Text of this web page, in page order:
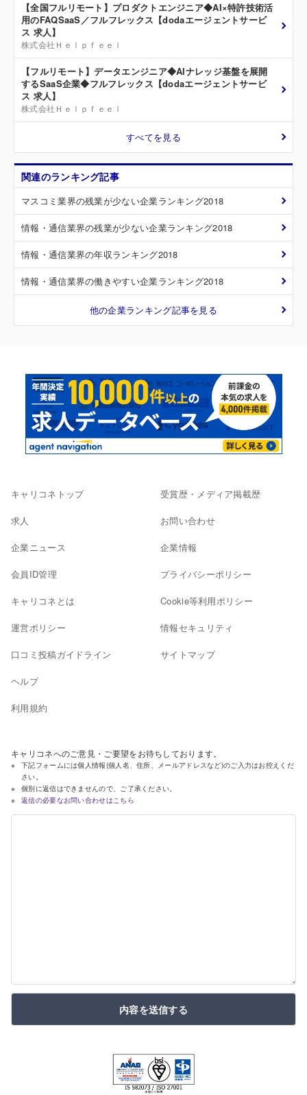
【全国フルリモート】プロダクトエンジニア◆AI×特許技術活
用のFAQSaaS／フルフレックス【dodaエージェントサービ
ス 求人】
株式会社Ｈｅｌｐｆｅｅｌ
【フルリモート】データエンジニア◆AIナレッジ基盤を展開
するSaaS企業◆フルフレックス【dodaエージェントサービ
ス 求人】
株式会社Ｈｅｌｐｆｅｅｌ
すべてを見る
関連のランキング記事
マスコミ業界の残業が少ない企業ランキング2018
情報・通信業界の残業が少ない企業ランキング2018
情報・通信業界の年収ランキング2018
情報・通信業界の働きやすい企業ランキング2018
他の企業ランキング記事を見る
キャリコネトップ
求人
企業ニュース
会員ID管理
キャリコネとは
運営ポリシー
口コミ投稿ガイドライン
ヘルプ
利用規約
受賞歴・メディア掲載歴
お問い合わせ
企業情報
プライバシーポリシー
Cookie等利用ポリシー
情報セキュリティ
サイトマップ
キャリコネへのご意見・ご要望をお待ちしております。
下記フォームには個人情報(個人名、住所、メールアドレスなど)のご入力はお控えくだ
さい。
個別に返信はできませんので、ご了承ください。
返信の必要なお問い合わせはこちら
内容を送信する